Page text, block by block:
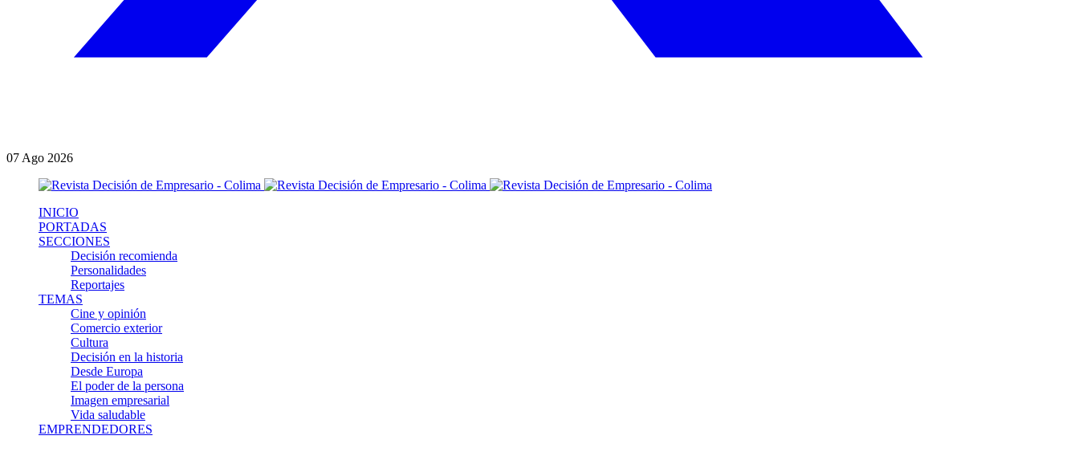
07 Ago 2026
INICIO
PORTADAS
SECCIONES
Decisión recomienda
Personalidades
Reportajes
TEMAS
Cine y opinión
Comercio exterior
Cultura
Decisión en la historia
Desde Europa
El poder de la persona
Imagen empresarial
Vida saludable
EMPRENDEDORES